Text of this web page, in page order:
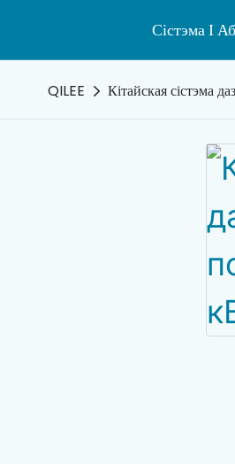
Сістэма І
QILEE Кітайская сістэма